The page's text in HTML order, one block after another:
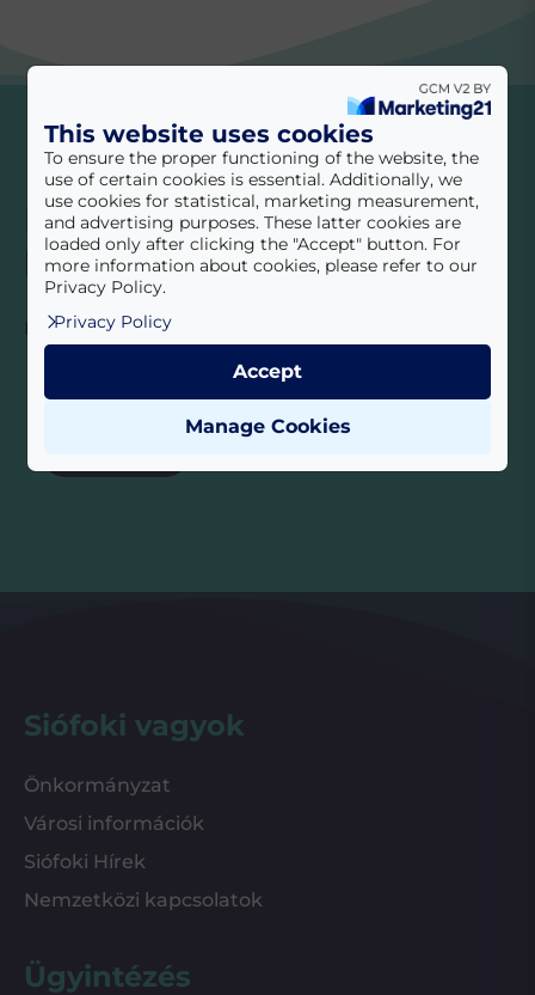
Iratkozzon fel
hírlevelünkre!
Érdekességek, hasznos információk
Feliratkozás
E-mail cím
Siófoki vagyok
Önkormányzat
Városi információk
Siófoki Hírek
Nemzetközi kapcsolatok
Ügyintézés
This website uses cookies
To ensure the proper functioning of the website, the
use of certain cookies is essential. Additionally, we
use cookies for statistical, marketing measurement,
and advertising purposes. These latter cookies are
loaded only after clicking the "Accept" button. For
more information about cookies, please refer to our
Privacy Policy.
Privacy Policy
Manage Cookies
Accept